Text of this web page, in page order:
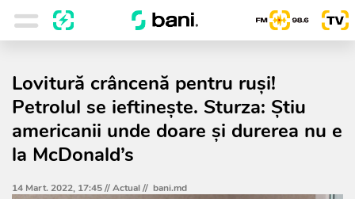
Lovitură crâncenă pentru ruși!
Petrolul se ieftinește. Sturza: Știu
americanii unde doare și durerea nu e
la McDonald’s
14 Mart. 2022, 17:45 //Actual// bani.md